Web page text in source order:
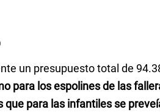
un presupuesto total de
para los espolines de las
para las infantiles se